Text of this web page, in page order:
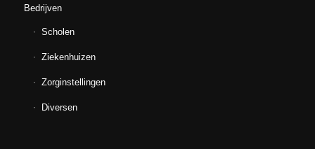
Bedrijven
Scholen
Ziekenhuizen
Zorginstellingen
Diversen